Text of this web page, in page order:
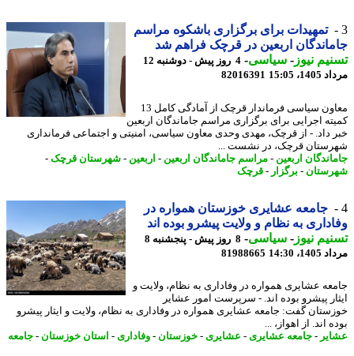
تمهیدات برای برگزاری باشکوه مراسم
اربعین در قرچک فراهم شد
نیوز-سیاسی-
4 روز پیش - دوشنبه 12
15:05
82016391
معاون سیاسی فرماندار قرچک از آمادگی کامل 13
اجرایی برای برگزاری مراسم جاماندگان اربعین
داد. - از قرچک، مهدی وحدی معاون سیاسی، امنیتی و اجتماعی فرمانداری
قرچک، در نشست ...
اربعین -مراسم جاماندگان اربعین -اربعین -شهرستان قرچک -
-برگزار - قرچک
جامعه عشایری خوزستان همواره در
به نظام و ولایت پیشرو بوده اند
نیوز-سیاسی-
8 روز پیش - پنجشنبه 8
14:30
81988665
عشایری همواره در وفاداری به نظام، ولایت و
پیشرو بوده اند. - سرپرست امور عشایر
گفت: جامعه عشایری همواره در وفاداری به نظام، ولایت و ایثار پیشرو
اند. از اهواز، ...
-جامعه عشایری- عشایری- خوزستان-وفاداری- استان خوزستان-جامعه